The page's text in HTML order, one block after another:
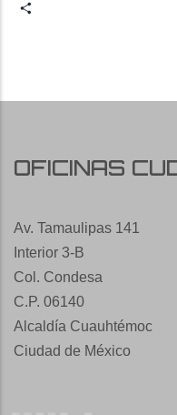
OFICINAS
Av. Tamaulipas 141
Interior 3-B
Col. Condesa
C.P. 06140
Alcaldía Cuauhtémoc
Ciudad de México